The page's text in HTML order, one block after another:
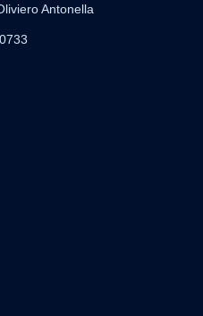
Antonella